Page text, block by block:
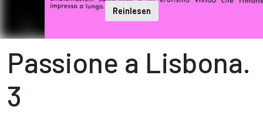
Reinlesen
Passione a Lisbona.
3